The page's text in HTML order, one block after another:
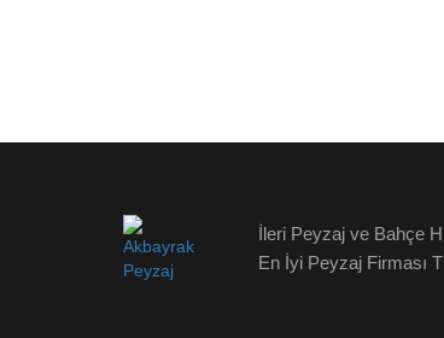
İleri Peyzaj ve Bahçe
En İyi Peyzaj Firması